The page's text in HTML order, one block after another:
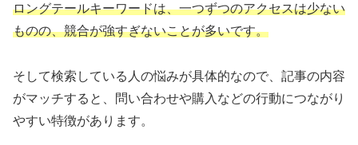
ロングテールキーワードは、一つずつのアクセスは少ない
ものの、競合が強すぎないことが多いです。
そして検索している人の悩みが具体的なので、記事の内容
がマッチすると、問い合わせや購入などの行動につながり
やすい特徴があります。